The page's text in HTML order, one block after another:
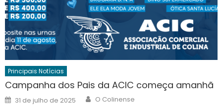
Principais Notícias
Campanha dos Pais da ACIC começa amanhã
Posted
on
31 de julho de 2025 Author
O Colinense